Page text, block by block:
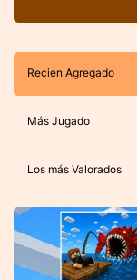
Recien Agregado
Más Jugado
Los más Valorados